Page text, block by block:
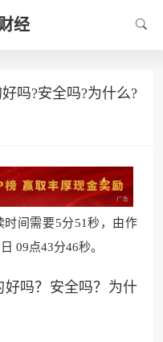
经
吗?安全吗?为什么?
时间需要5分51秒，由作
09点43分46秒。
吗？安全吗？为什